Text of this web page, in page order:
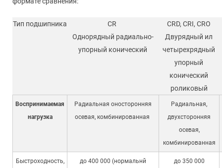
Тип подшипника
СR
Однорядный радиально-
упорный конический
CRD, CRI, CRO
Двурядный ил
четырехрядный
упорный
конический
роликовый
Воспринимаемая
нагрузка
Радиальная оносторонняя
осевая, комбинированная
Радиальная,
двухсторонняя
осевая,
комбинированная
Быстроходность,
до 400 000 (нормальнй
до 350 000